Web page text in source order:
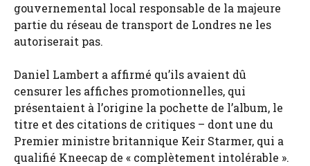
gouvernemental local responsable de la majeure
partie du réseau de transport de Londres ne les
autoriserait pas.
Daniel Lambert a affirmé qu’ils avaient dû
censurer les affiches promotionnelles, qui
présentaient à l’origine la pochette de l’album, le
titre et des citations de critiques – dont une du
Premier ministre britannique Keir Starmer, qui a
qualifié Kneecap de « complètement intolérable ».